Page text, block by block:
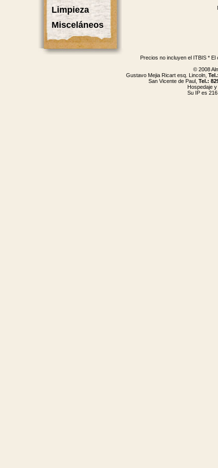
Limpieza
Misceláneos
Precios no incluyen el ITBIS *
© 2008
Gustavo Mejia Ricart esq. Lincoln,
San Vicente de Paul, Tel.:
Hospedaje
Su IP es